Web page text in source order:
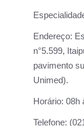
Endereço:
n°5.599,
pavimento
Unimed).
Horário: 08h
Telefone: